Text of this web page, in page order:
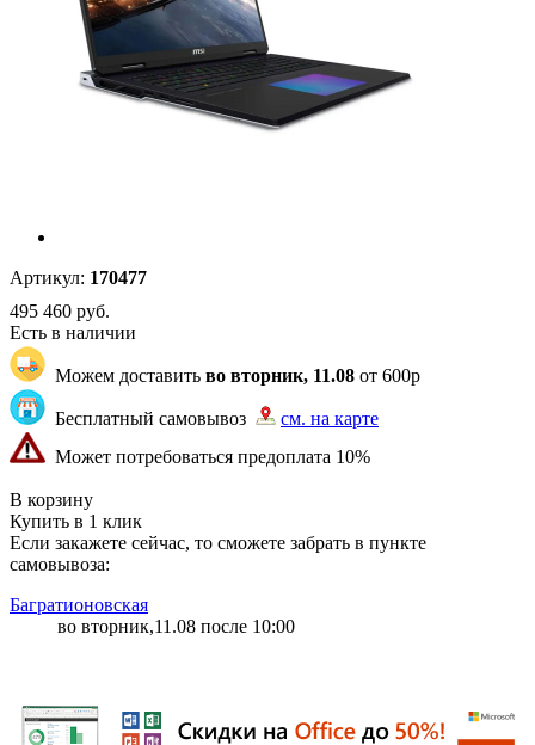
Артикул: 170477
495 460 руб.
Есть в наличии
Можем доставить во вторник, 11.08 от 600р
Бесплатный самовывоз
см. на карте
Может потребоваться предоплата 10%
В корзину
Купить в 1 клик
Если закажете сейчас, то сможете забрать в пункте
самовывоза:
Багратионовская
во вторник,11.08 после 10:00